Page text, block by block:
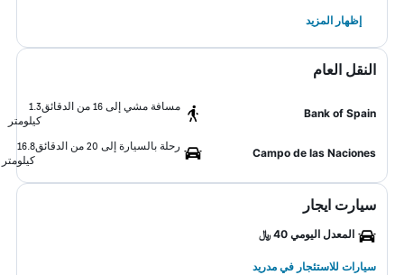
إظهار المزيد
النقل العام
Bank of Spain
مسافة مشي إلى 16 من الدقائق
1.3
كيلومتر
Campo de las Naciones
رحلة بالسيارة إلى 20 من الدقائق
16.8
كيلومتر
سيارت ايجار
المعدل اليومي 40 ﷼
سيارات للاستئجار في مدريد